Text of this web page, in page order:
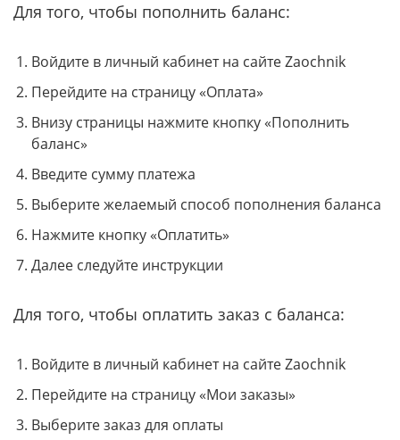
Для того, чтобы пополнить баланс:
Войдите в личный кабинет на сайте Zaochnik
Перейдите на страницу «Оплата»
Внизу страницы нажмите кнопку «Пополнить
баланс»
Введите сумму платежа
Выберите желаемый способ пополнения баланса
Нажмите кнопку «Оплатить»
Далее следуйте инструкции
Для того, чтобы оплатить заказ с баланса:
Войдите в личный кабинет на сайте Zaochnik
Перейдите на страницу «Мои заказы»
Выберите заказ для оплаты